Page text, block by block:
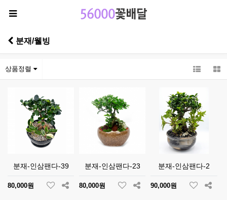
분재/웰빙
상품정렬
분재-인삼팬다-39
80,000원
분재-인삼팬다-23
80,000원
분재-인삼팬다-2
90,000원